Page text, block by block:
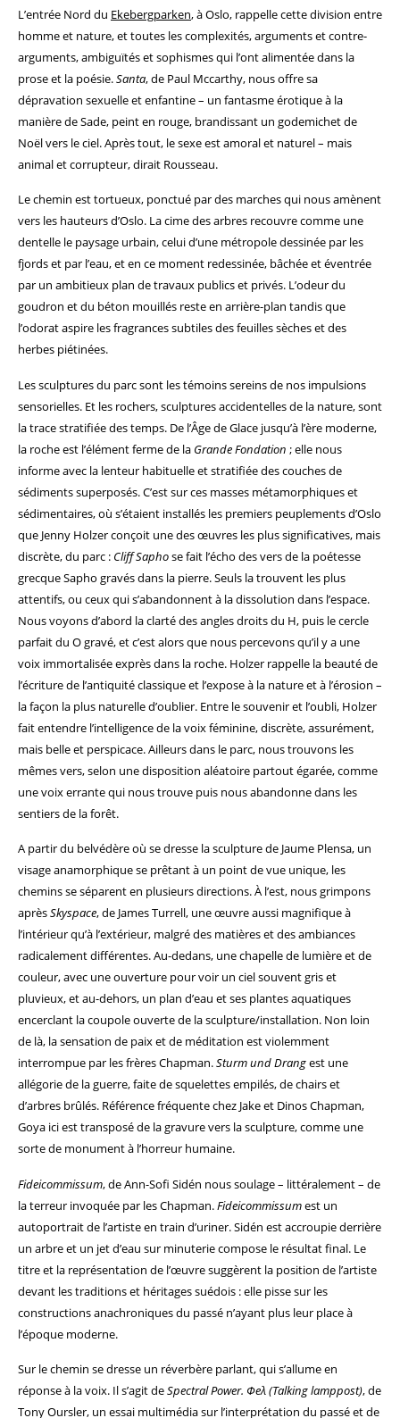
L’entrée Nord du Ekebergparken, à Oslo, rappelle cette division entre
homme et nature, et toutes les complexités, arguments et contre-
arguments, ambiguïtés et sophismes qui l’ont alimentée dans la
prose et la poésie.Santa, de Paul Mccarthy, nous offre sa
dépravation sexuelle et enfantine – un fantasme érotique à la
manière de Sade, peint en rouge, brandissant un godemichet de
Noël vers le ciel. Après tout, le sexe est amoral et naturel – mais
animal et corrupteur, dirait Rousseau.
Le chemin est tortueux, ponctué par des marches qui nous amènent
vers les hauteurs d’Oslo. La cime des arbres recouvre comme une
dentelle le paysage urbain, celui d’une métropole dessinée par les
fjords et par l’eau, et en ce moment redessinée, bâchée et éventrée
par un ambitieux plan de travaux publics et privés. L’odeur du
goudron et du béton mouillés reste en arrière-plan tandis que
l’odorat aspire les fragrances subtiles des feuilles sèches et des
herbes piétinées.
Les sculptures du parc sont les témoins sereins de nos impulsions
sensorielles. Et les rochers, sculptures accidentelles de la nature, sont
la trace stratifiée des temps. De l’Âge de Glace jusqu’à l’ère moderne,
la roche est l’élément ferme de la Grande Fondation ; elle nous
informe avec la lenteur habituelle et stratifiée des couches de
sédiments superposés. C’est sur ces masses métamorphiques et
sédimentaires, où s’étaient installés les premiers peuplements d’Oslo
que Jenny Holzer conçoit une des œuvres les plus significatives, mais
discrète, du parc : Cliff Saphose fait l’écho des vers de la poétesse
grecque Sapho gravés dans la pierre. Seuls la trouvent les plus
attentifs, ou ceux qui s’abandonnent à la dissolution dans l’espace.
Nous voyons d’abord la clarté des angles droits du H, puis le cercle
parfait du O gravé, et c’est alors que nous percevons qu’il y a une
voix immortalisée exprès dans la roche. Holzer rappelle la beauté de
l’écriture de l’antiquité classique et l’expose à la nature et à l’érosion –
la façon la plus naturelle d’oublier. Entre le souvenir et l’oubli, Holzer
fait entendre l’intelligence de la voix féminine, discrète, assurément,
mais belle et perspicace. Ailleurs dans le parc, nous trouvons les
mêmes vers, selon une disposition aléatoire partout égarée, comme
une voix errante qui nous trouve puis nous abandonne dans les
sentiers de la forêt.
A partir du belvédère où se dresse la sculpture de Jaume Plensa, un
visage anamorphique se prêtant à un point de vue unique, les
chemins se séparent en plusieurs directions. À l’est, nous grimpons
aprèsSkyspace, de James Turrell, une œuvre aussi magnifique à
l’intérieur qu’à l’extérieur, malgré des matières et des ambiances
radicalement différentes. Au-dedans, une chapelle de lumière et de
couleur, avec une ouverture pour voir un ciel souvent gris et
pluvieux, et au-dehors, un plan d’eau et ses plantes aquatiques
encerclant la coupole ouverte de la sculpture/installation. Non loin
de là, la sensation de paix et de méditation est violemment
interrompue par les frères Chapman.Sturm und Drangest une
allégorie de la guerre, faite de squelettes empilés, de chairs et
d’arbres brûlés. Référence fréquente chez Jake et Dinos Chapman,
Goya ici est transposé de la gravure vers la sculpture, comme une
sorte de monument à l’horreur humaine.
Fideicommissum, de Ann-Sofi Sidén nous soulage – littéralement – de
la terreur invoquée par les Chapman.Fideicommissumest un
autoportrait de l’artiste en train d’uriner. Sidén est accroupie derrière
un arbre et un jet d’eau sur minuterie compose le résultat final. Le
titre et la représentation de l’œuvre suggèrent la position de l’artiste
devant les traditions et héritages suédois : elle pisse sur les
constructions anachroniques du passé n’ayant plus leur place à
l’époque moderne.
Sur le chemin se dresse un réverbère parlant, qui s’allume en
réponse à la voix. Il s’agit deSpectral Power. Φeλ (Talking lamppost), de
Tony Oursler, un essai multimédia sur l’interprétation du passé et de